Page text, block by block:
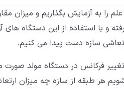
را به آزمایش بگذاریم و میزان
و با استفاده از این دستگاه های
سازه دست پیدا می کنیم.
فرکانس در دستگاه مولد صورت
هر طبقه از سازه چه میزان